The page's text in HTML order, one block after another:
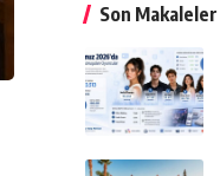
Son Makaleler